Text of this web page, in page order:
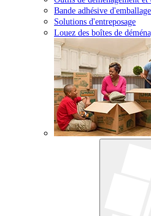
Bande adhésive d'emballage
Solutions d'entreposage
Louez des boîtes de